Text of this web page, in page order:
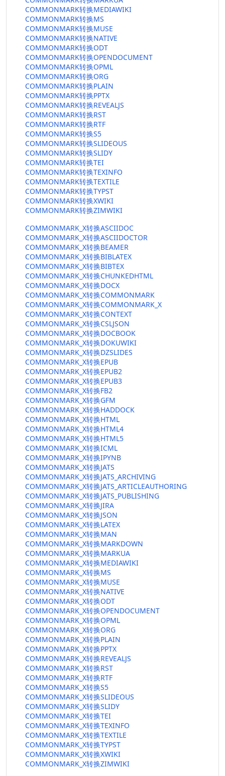
COMMONMARK转换MEDIAWIKI
COMMONMARK转换MS
COMMONMARK转换MUSE
COMMONMARK转换NATIVE
COMMONMARK转换ODT
COMMONMARK转换OPENDOCUMENT
COMMONMARK转换OPML
COMMONMARK转换ORG
COMMONMARK转换PLAIN
COMMONMARK转换PPTX
COMMONMARK转换REVEALJS
COMMONMARK转换RST
COMMONMARK转换RTF
COMMONMARK转换S5
COMMONMARK转换SLIDEOUS
COMMONMARK转换SLIDY
COMMONMARK转换TEI
COMMONMARK转换TEXINFO
COMMONMARK转换TEXTILE
COMMONMARK转换TYPST
COMMONMARK转换XWIKI
COMMONMARK转换ZIMWIKI
COMMONMARK_X转换ASCIIDOC
COMMONMARK_X转换ASCIIDOCTOR
COMMONMARK_X转换BEAMER
COMMONMARK_X转换BIBLATEX
COMMONMARK_X转换BIBTEX
COMMONMARK_X转换CHUNKEDHTML
COMMONMARK_X转换DOCX
COMMONMARK_X转换COMMONMARK
COMMONMARK_X转换COMMONMARK_X
COMMONMARK_X转换CONTEXT
COMMONMARK_X转换CSLJSON
COMMONMARK_X转换DOCBOOK
COMMONMARK_X转换DOKUWIKI
COMMONMARK_X转换DZSLIDES
COMMONMARK_X转换EPUB
COMMONMARK_X转换EPUB2
COMMONMARK_X转换EPUB3
COMMONMARK_X转换FB2
COMMONMARK_X转换GFM
COMMONMARK_X转换HADDOCK
COMMONMARK_X转换HTML
COMMONMARK_X转换HTML4
COMMONMARK_X转换HTML5
COMMONMARK_X转换ICML
COMMONMARK_X转换IPYNB
COMMONMARK_X转换JATS
COMMONMARK_X转换JATS_ARCHIVING
COMMONMARK_X转换JATS_ARTICLEAUTHORING
COMMONMARK_X转换JATS_PUBLISHING
COMMONMARK_X转换JIRA
COMMONMARK_X转换JSON
COMMONMARK_X转换LATEX
COMMONMARK_X转换MAN
COMMONMARK_X转换MARKDOWN
COMMONMARK_X转换MARKUA
COMMONMARK_X转换MEDIAWIKI
COMMONMARK_X转换MS
COMMONMARK_X转换MUSE
COMMONMARK_X转换NATIVE
COMMONMARK_X转换ODT
COMMONMARK_X转换OPENDOCUMENT
COMMONMARK_X转换OPML
COMMONMARK_X转换ORG
COMMONMARK_X转换PLAIN
COMMONMARK_X转换PPTX
COMMONMARK_X转换REVEALJS
COMMONMARK_X转换RST
COMMONMARK_X转换RTF
COMMONMARK_X转换S5
COMMONMARK_X转换SLIDEOUS
COMMONMARK_X转换SLIDY
COMMONMARK_X转换TEI
COMMONMARK_X转换TEXINFO
COMMONMARK_X转换TEXTILE
COMMONMARK_X转换TYPST
COMMONMARK_X转换XWIKI
COMMONMARK_X转换ZIMWIKI